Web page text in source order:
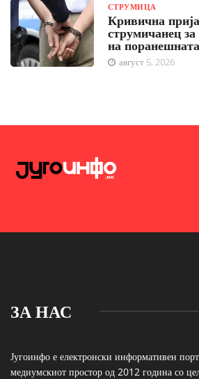
СТРУМИЦА
Кривична
струмичанец
на поранешната
август 5, 2026
ЗА НАС
Југоинфо е електронски информативен
медиумскиот простор од 2012 година со